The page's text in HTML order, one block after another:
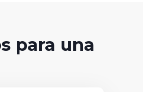
para una